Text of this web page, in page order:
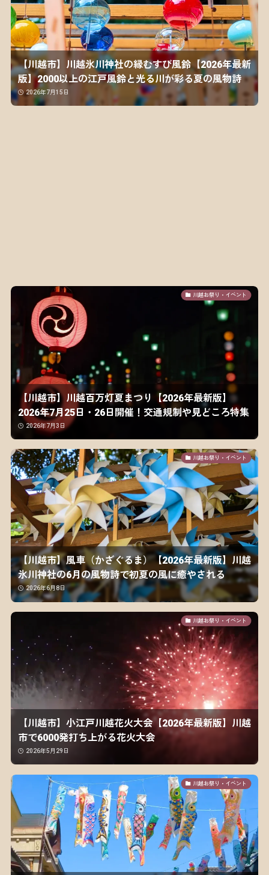
【川越市】川越氷川神社の縁むすび風鈴【2026年最新
版】2000以上の江戸風鈴と光る川が彩る夏の風物詩
2026年7月15日
川越お祭り・イベント
【川越市】川越百万灯夏まつり【2026年最新版】
2026年7月25日・26日開催！交通規制や見どころ特集
2026年7月3日
川越お祭り・イベント
【川越市】風車（かざぐるま）【2026年最新版】川越
氷川神社の6月の風物詩で初夏の風に癒やされる
2026年6月8日
川越お祭り・イベント
【川越市】小江戸川越花火大会【2026年最新版】川越
市で6000発打ち上がる花火大会
2026年5月29日
川越お祭り・イベント